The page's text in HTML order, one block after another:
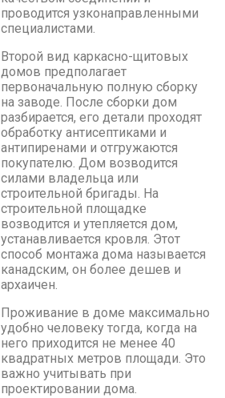
проводится узконаправленными
специалистами.
Второй вид каркасно-щитовых
домов предполагает
первоначальную полную сборку
на заводе. После сборки дом
разбирается, его детали проходят
обработку антисептиками и
антипиренами и отгружаются
покупателю. Дом возводится
силами владельца или
строительной бригады. На
строительной площадке
возводится и утепляется дом,
устанавливается кровля. Этот
способ монтажа дома называется
канадским, он более дешев и
архаичен.
Проживание в доме максимально
удобно человеку тогда, когда на
него приходится не менее 40
квадратных метров площади. Это
важно учитывать при
проектировании дома.